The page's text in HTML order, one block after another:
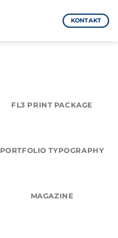
KONTAKT
FL3 PRINT PACKAGE
PORTFOLIO TYPOGRAPHY
MAGAZINE